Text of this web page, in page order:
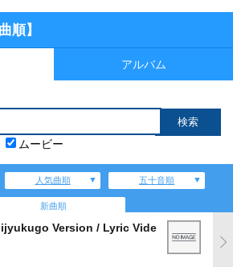
順】
アルバム
ムービー
人気曲順 五十音順
新曲順
Version / Lyric Vide